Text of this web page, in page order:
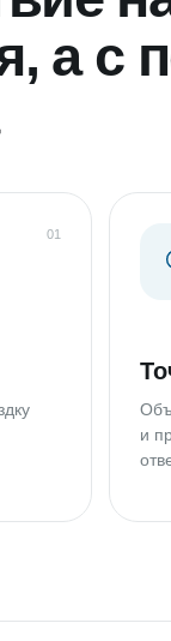
а с
01
и